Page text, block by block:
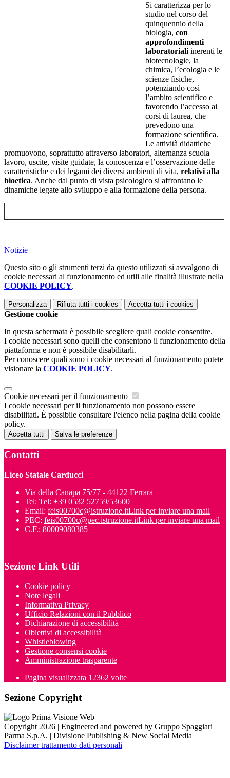
Si caratterizza per lo
studio nel corso del
quinquennio della
biologia, con
approfondimenti
laboratoriali inerenti le
biotecnologie, la
chimica, l’ecologia e le
scienze fisiche,
potenziando così
l’ambito scientifico e
favorendo l’accesso ai
corsi di laurea, che
prevedono una
formazione scientifica.
Le attività didattiche
promuovono, soprattutto attraverso laboratori, alternanza scuola
lavoro, uscite, visite guidate, la conoscenza e l’osservazione delle
caratteristiche e dei legami dei diversi ambienti di vita, relativi alla
bioetica. Anche dal punto di vista psicologico si affrontano le
dinamiche legate allo sviluppo e alla formazione della persona.
Notizie
Questo sito o gli strumenti terzi da questo utilizzati si avvalgono di
cookie necessari al funzionamento ed utili alle finalità illustrate nella
COOKIE POLICY.
Personalizza Rifiuta tutti i cookies Accetta tutti i cookies
Gestione cookie
In questa schermata è possibile scegliere quali cookie consentire.
I cookie necessari sono quelli che consentono il funzionamento della
piattaforma e non è possibile disabilitarli.
Per conoscere quali sono i cookie necessari al funzionamento potete
visionare la COOKIE POLICY.
Cookie necessari per il funzionamento
I cookie necessari per il funzionamento non possono essere
disabilitati. È possibile consultare l'elenco nella pagina della cookie
policy.
Accetta tutti Salva le preferenze
Contatti
Liceo Statale Carducci
Via della Canapa 75/77 - 44122 Ferrara
Tel: Tel: +39 0532 52759/53600
Email: feis00700c@istruzione.itLink per inviare una mail
PEC: feis00700c@pec.istruzione.itLink per inviare una mail
C.F.: 80009080385
Sezione Link Utili
Cookie policy
Note legali
Informativa Privacy
Ufficio Relazioni con il Pubblico
Dichiarazione di accessibilità
Obiettivi di accessibilità
Whistleblowing
Gestione consensi cookie
Amministrazione trasparente
Pagina visualizzata 12362 volte
Sezione Copyright
Copyright 2026 | Engineered and powered by Gruppo Spaggiari
Parma S.p.A. | Divisione Publishing & New Social Media
Disclaimer trattamento dati personali